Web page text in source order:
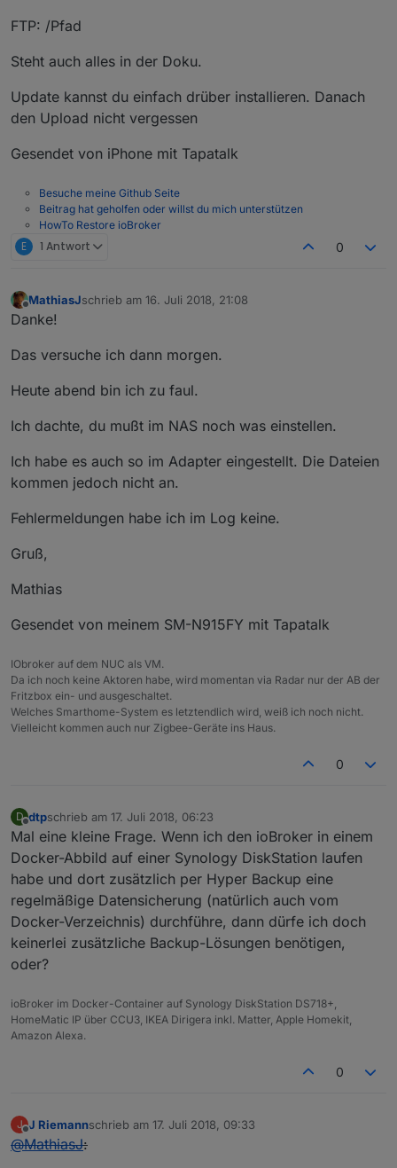
FTP: /Pfad
Steht auch alles in der Doku.
Update kannst du einfach drüber installieren. Danach
den Upload nicht vergessen
Gesendet von iPhone mit Tapatalk
Besuche meine Github Seite
Beitrag hat geholfen oder willst du mich unterstützen
HowTo Restore ioBroker
E 1 Antwort 0
Offline
MathiasJschrieb am 16. Juli 2018, 21:08
zuletzt editiert von
Danke!
Das versuche ich dann morgen.
Heute abend bin ich zu faul.
Ich dachte, du mußt im NAS noch was einstellen.
Ich habe es auch so im Adapter eingestellt. Die Dateien
kommen jedoch nicht an.
Fehlermeldungen habe ich im Log keine.
Gruß,
Mathias
Gesendet von meinem SM-N915FY mit Tapatalk
IObroker auf dem NUC als VM.
Da ich noch keine Aktoren habe, wird momentan via Radar nur der AB der
Fritzbox ein- und ausgeschaltet.
Welches Smarthome-System es letztendlich wird, weiß ich noch nicht.
Vielleicht kommen auch nur Zigbee-Geräte ins Haus.
0
D
Offline
dtpschrieb am 17. Juli 2018, 06:23
zuletzt editiert von
Mal eine kleine Frage. Wenn ich den ioBroker in einem
Docker-Abbild auf einer Synology DiskStation laufen
habe und dort zusätzlich per Hyper Backup eine
regelmäßige Datensicherung (natürlich auch vom
Docker-Verzeichnis) durchführe, dann dürfe ich doch
keinerlei zusätzliche Backup-Lösungen benötigen,
oder?
ioBroker im Docker-Container auf Synology DiskStation DS718+,
HomeMatic IP über CCU3, IKEA Dirigera inkl. Matter, Apple Homekit,
Amazon Alexa.
0
J
Offline
J Riemannschrieb am 17. Juli 2018, 09:33
zuletzt editiert von
@MathiasJ: